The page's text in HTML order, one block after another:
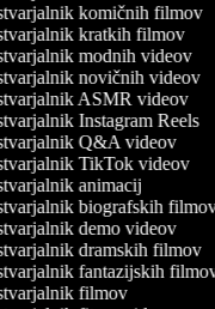
komičnih filmov
kratkih filmov
modnih videov
novičnih videov
ASMR videov
Instagram Reels
Q&A videov
TikTok videov
animacij
biografskih filmov
demo videov
dramskih filmov
fantazijskih filmov
filmov